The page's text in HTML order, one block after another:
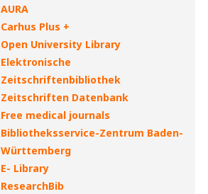
AURA
Carhus Plus +
Open University Library
Elektronische
Zeitschriftenbibliothek
Zeitschriften Datenbank
Free medical journals
Bibliotheksservice-Zentrum Baden-
Württemberg
E- Library
ResearchBib